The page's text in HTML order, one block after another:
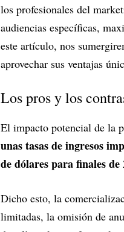
los profesionales del
audiencias específicas,
este artículo, nos
aprovechar sus ventajas
Los pros y los
El impacto potencial de la
unas tasas de ingresos
de dólares para finales de
Dicho esto, la
limitadas, la omisión de